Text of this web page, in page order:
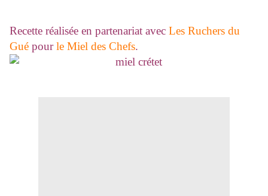
Recette réalisée en partenariat avec Les Ruchers du
Gué pourle Miel des Chefs.